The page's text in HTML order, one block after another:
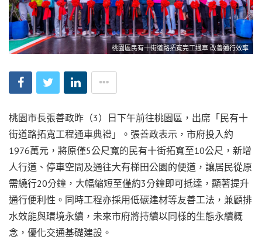
桃園區民有十街道路拓寬完工通車 改善通行效率
桃園市長張善政昨（3）日下午前往桃園區，出席「民有十
街道路拓寬工程通車典禮」。張善政表示，市府投入約
1976萬元，將原僅5公尺寬的民有十街拓寬至10公尺，新增
人行道、停車空間及通往大有梯田公園的便道，讓居民從原
需繞行20分鐘，大幅縮短至僅約3分鐘即可抵達，顯著提升
通行便利性。同時工程亦採用低碳建材等友善工法，兼顧排
水效能與環境永續，未來市府將持續以同樣的生態永續概
念，優化交通基礎建設。